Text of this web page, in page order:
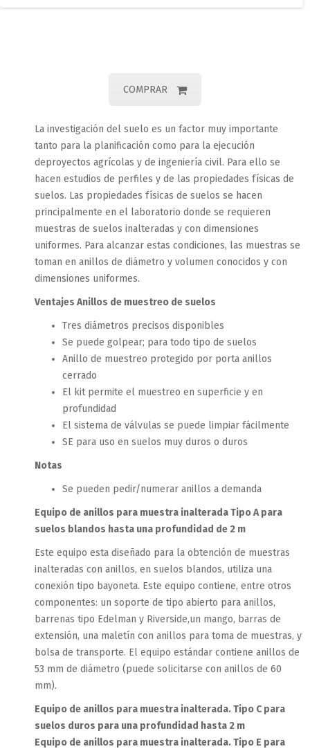
COMPRAR
La investigación del suelo es un factor muy importante
tanto para la planificación como para la ejecución
deproyectos agrícolas y de ingeniería civil. Para ello se
hacen estudios de perfiles y de las propiedades físicas de
suelos. Las propiedades físicas de suelos se hacen
principalmente en el laboratorio donde se requieren
muestras de suelos inalteradas y con dimensiones
uniformes. Para alcanzar estas condiciones, las muestras se
toman en anillos de diámetro y volumen conocidos y con
dimensiones uniformes.
Ventajes Anillos de muestreo de suelos
Tres diámetros precisos disponibles
Se puede golpear; para todo tipo de suelos
Anillo de muestreo protegido por porta anillos
cerrado
El kit permite el muestreo en superficie y en
profundidad
El sistema de válvulas se puede limpiar fácilmente
SE para uso en suelos muy duros o duros
Notas
Se pueden pedir/numerar anillos a demanda
Equipo de anillos para muestra inalterada Tipo A para
suelos blandos hasta una profundidad de 2 m
Este equipo esta diseñado para la obtención de muestras
inalteradas con anillos, en suelos blandos, utiliza una
conexión tipo bayoneta. Este equipo contiene, entre otros
componentes: un soporte de tipo abierto para anillos,
barrenas tipo Edelman y Riverside,un mango, barras de
extensión, una maletín con anillos para toma de muestras, y
bolsa de transporte. El equipo estándar contiene anillos de
53 mm de diámetro (puede solicitarse con anillos de 60
mm).
Equipo de anillos para muestra inalterada. Tipo C para
suelos duros para una profundidad hasta 2 m
Equipo de anillos para muestra inalterada. Tipo E para